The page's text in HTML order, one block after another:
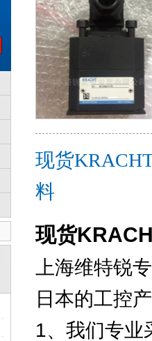
现货
料
现货
上海维特锐
日本的工控
1、我们专业